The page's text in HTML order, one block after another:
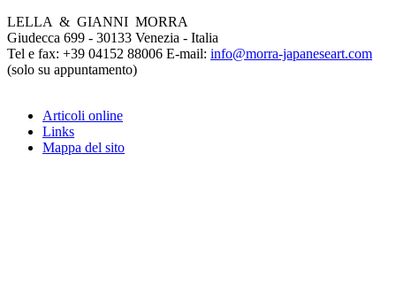
LELLA & GIANNI MORRA
Giudecca 699 - 30133 Venezia - Italia
Tel e fax: +39 04152 88006 E-mail: info@morra-japaneseart.com
(solo su appuntamento)
Articoli online
Links
Mappa del sito